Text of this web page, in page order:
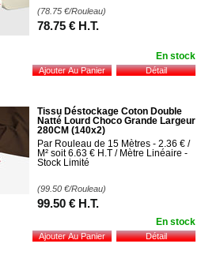
(78.75 €/Rouleau)
78.75 € H.T.
En stock
Tissu Déstockage Coton Double
Natté Lourd Choco Grande Largeur
280CM (140x2)
Par Rouleau de 15 Mètres - 2.36 € /
M² soit 6.63 € H.T / Mètre Linéaire -
Stock Limité
(99.50 €/Rouleau)
99.50 € H.T.
En stock